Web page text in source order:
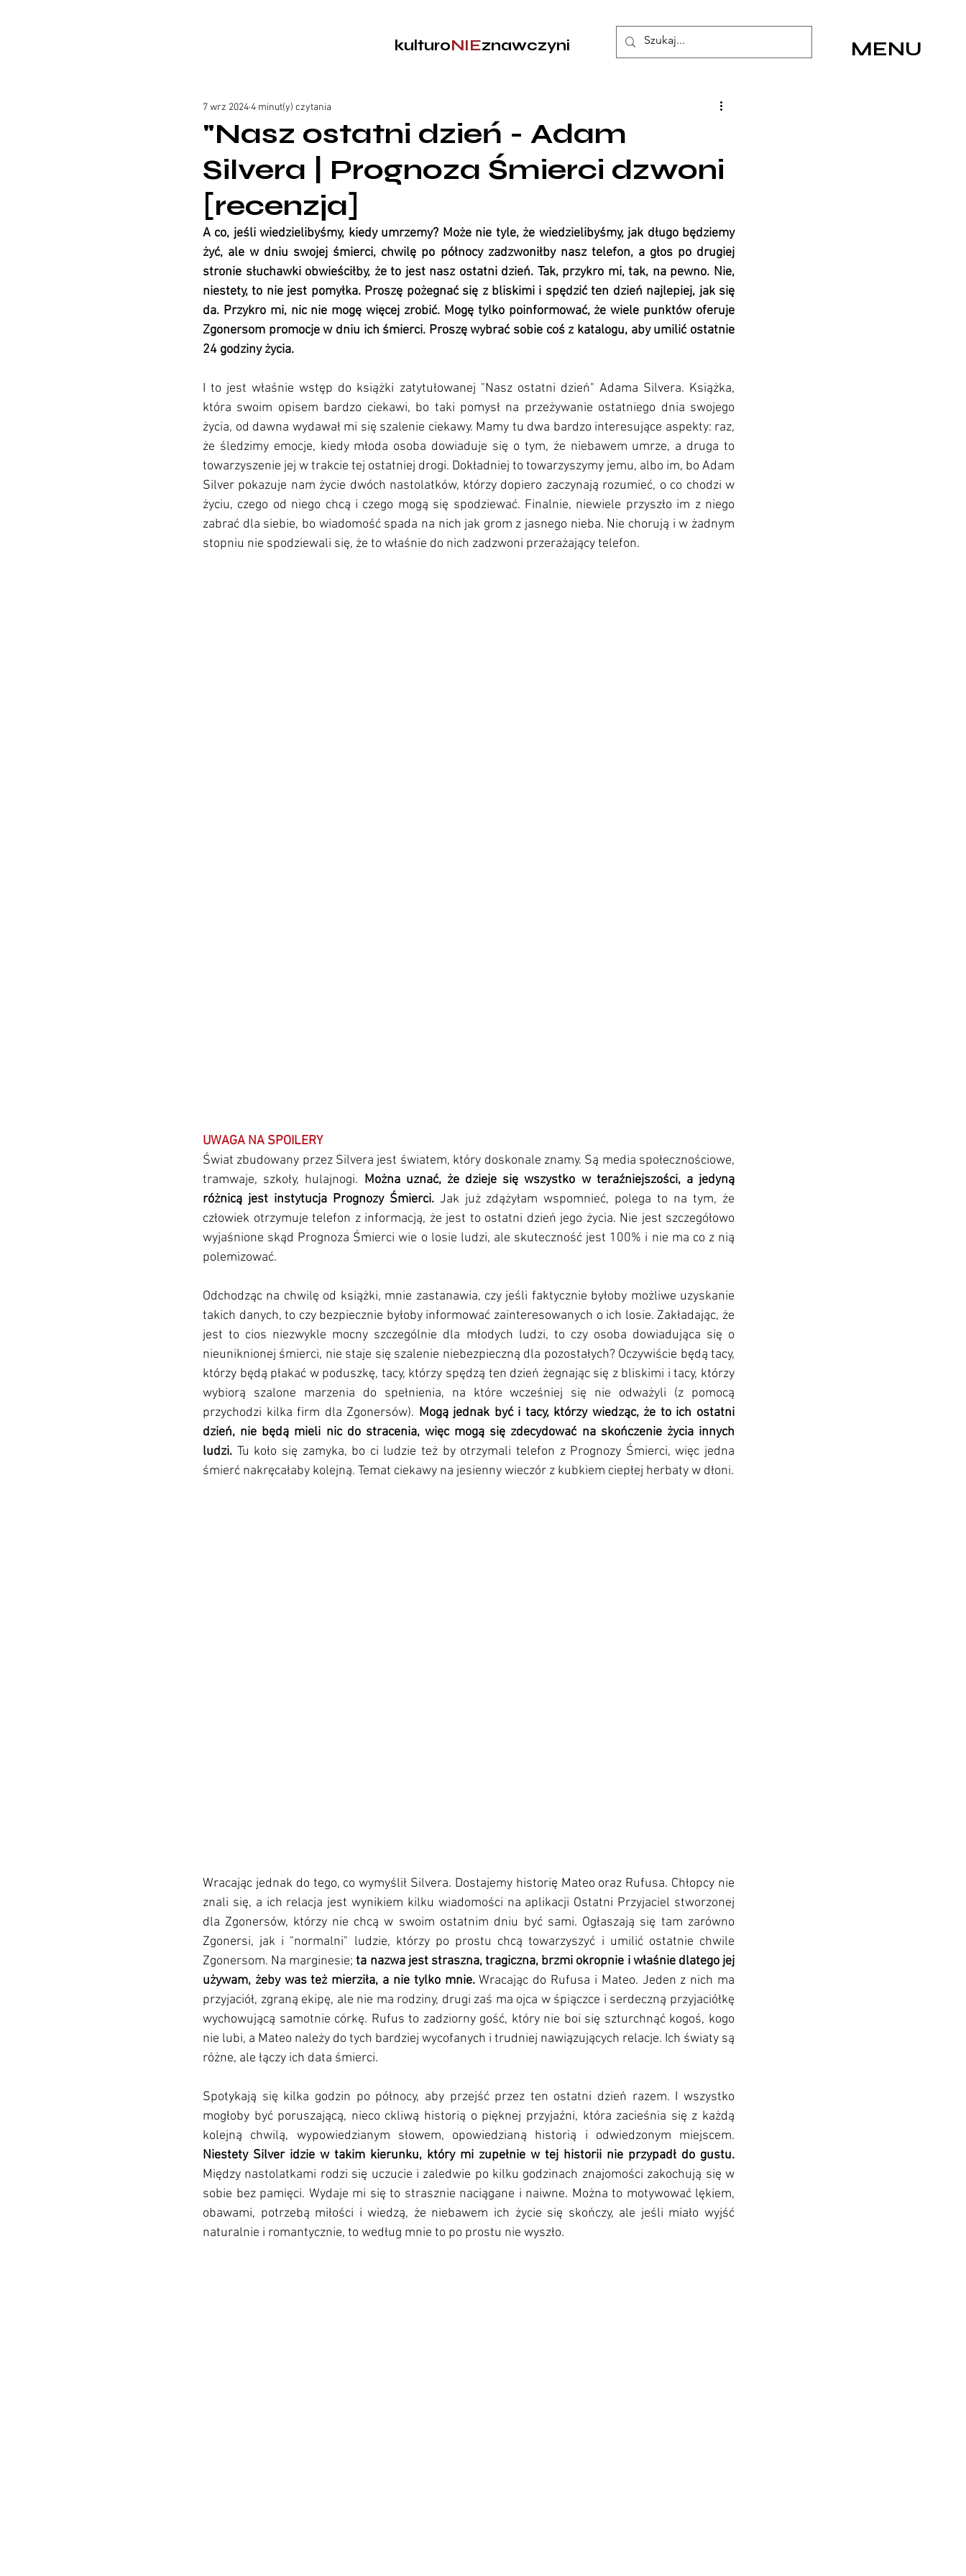
kulturoNIEznawczyni MENU
"Nasz ostatni dzień - Adam
Silvera | Prognoza Śmierci dzwoni
[recenzja]
7 wrz 20244 minut(y) czytania
A co, jeśli wiedzielibyśmy, kiedy umrzemy? Może nie tyle, że wiedzielibyśmy, jak długo będziemy
żyć, ale w dniu swojej śmierci, chwilę po północy zadzwoniłby nasz telefon, a głos po drugiej
stronie słuchawki obwieściłby, że to jest nasz ostatni dzień. Tak, przykro mi, tak, na pewno. Nie,
niestety, to nie jest pomyłka. Proszę pożegnać się z bliskimi i spędzić ten dzień najlepiej, jak się
da. Przykro mi, nic nie mogę więcej zrobić. Mogę tylko poinformować, że wiele punktów oferuje
Zgonersom promocje w dniu ich śmierci. Proszę wybrać sobie coś z katalogu, aby umilić ostatnie
24 godziny życia.
I to jest właśnie wstęp do książki zatytułowanej "Nasz ostatni dzień" Adama Silvera. Książka,
która swoim opisem bardzo ciekawi, bo taki pomysł na przeżywanie ostatniego dnia swojego
życia, od dawna wydawał mi się szalenie ciekawy. Mamy tu dwa bardzo interesujące aspekty: raz,
że śledzimy emocje, kiedy młoda osoba dowiaduje się o tym, że niebawem umrze, a druga to
towarzyszenie jej w trakcie tej ostatniej drogi. Dokładniej to towarzyszymy jemu, albo im, bo Adam
Silver pokazuje nam życie dwóch nastolatków, którzy dopiero zaczynają rozumieć, o co chodzi w
życiu, czego od niego chcą i czego mogą się spodziewać. Finalnie, niewiele przyszło im z niego
zabrać dla siebie, bo wiadomość spada na nich jak grom z jasnego nieba. Nie chorują i w żadnym
stopniu nie spodziewali się, że to właśnie do nich zadzwoni przerażający telefon.
UWAGA NA SPOILERY
Świat zbudowany przez Silvera jest światem, który doskonale znamy. Są media społecznościowe,
tramwaje, szkoły, hulajnogi. Można uznać, że dzieje się wszystko w teraźniejszości, a jedyną
różnicą jest instytucja Prognozy Śmierci. Jak już zdążyłam wspomnieć, polega to na tym, że
człowiek otrzymuje telefon z informacją, że jest to ostatni dzień jego życia. Nie jest szczegółowo
wyjaśnione skąd Prognoza Śmierci wie o losie ludzi, ale skuteczność jest 100% i nie ma co z nią
polemizować.
Odchodząc na chwilę od książki, mnie zastanawia, czy jeśli faktycznie byłoby możliwe uzyskanie
takich danych, to czy bezpiecznie byłoby informować zainteresowanych o ich losie. Zakładając, że
jest to cios niezwykle mocny szczególnie dla młodych ludzi, to czy osoba dowiadująca się o
nieuniknionej śmierci, nie staje się szalenie niebezpieczną dla pozostałych? Oczywiście będą tacy,
którzy będą płakać w poduszkę, tacy, którzy spędzą ten dzień żegnając się z bliskimi i tacy, którzy
wybiorą szalone marzenia do spełnienia, na które wcześniej się nie odważyli (z pomocą
przychodzi kilka firm dla Zgonersów). Mogą jednak być i tacy, którzy wiedząc, że to ich ostatni
dzień, nie będą mieli nic do stracenia, więc mogą się zdecydować na skończenie życia innych
ludzi. Tu koło się zamyka, bo ci ludzie też by otrzymali telefon z Prognozy Śmierci, więc jedna
Wracając jednak do tego, co wymyślił Silvera. Dostajemy historię Mateo oraz Rufusa. Chłopcy nie
znali się, a ich relacja jest wynikiem kilku wiadomości na aplikacji Ostatni Przyjaciel stworzonej
dla Zgonersów, którzy nie chcą w swoim ostatnim dniu być sami. Ogłaszają się tam zarówno
Zgonersi, jak i "normalni" ludzie, którzy po prostu chcą towarzyszyć i umilić ostatnie chwile
Zgonersom. Na marginesie; ta nazwa jest straszna, tragiczna, brzmi okropnie i właśnie dlatego jej
używam, żeby was też mierziła, a nie tylko mnie. Wracając do Rufusa i Mateo. Jeden z nich ma
przyjaciół, zgraną ekipę, ale nie ma rodziny, drugi zaś ma ojca w śpiączce i serdeczną przyjaciółkę
wychowującą samotnie córkę. Rufus to zadziorny gość, który nie boi się szturchnąć kogoś, kogo
nie lubi, a Mateo należy do tych bardziej wycofanych i trudniej nawiązujących relacje. Ich światy są
różne, ale łączy ich data śmierci.
Spotykają się kilka godzin po północy, aby przejść przez ten ostatni dzień razem. I wszystko
mogłoby być poruszającą, nieco ckliwą historią o pięknej przyjaźni, która zacieśnia się z każdą
Między nastolatkami rodzi się uczucie i zaledwie po kilku godzinach znajomości zakochują się w
sobie bez pamięci. Wydaje mi się to strasznie naciągane i naiwne. Można to motywować lękiem,
obawami, potrzebą miłości i wiedzą, że niebawem ich życie się skończy, ale jeśli miało wyjść
naturalnie i romantycznie, to według mnie to po prostu nie wyszło.